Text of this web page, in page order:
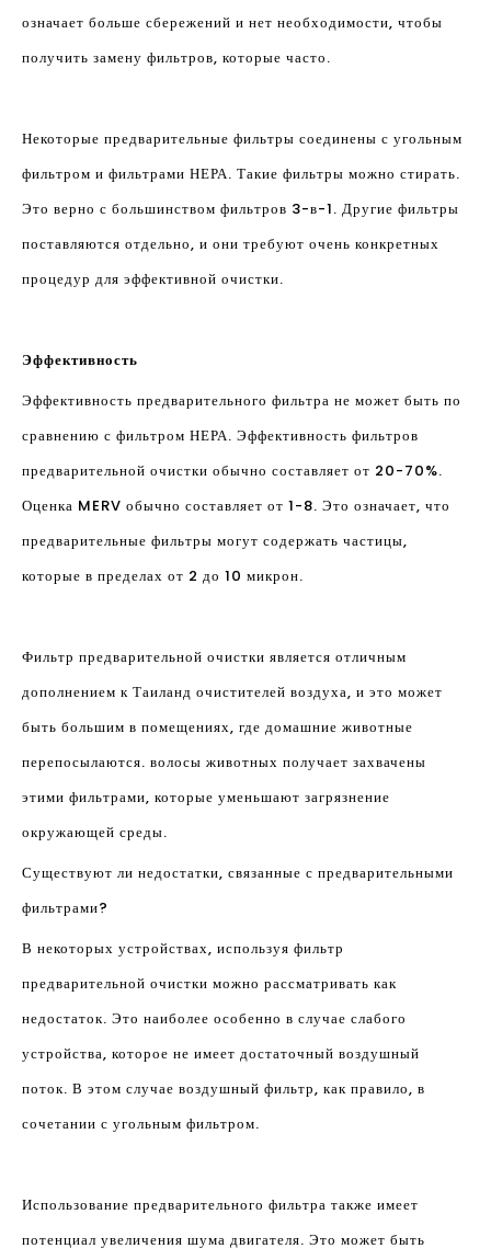
означает больше сбережений и нет необходимости, чтобы
получить замену фильтров, которые часто.
Некоторые предварительные фильтры соединены с угольным
фильтром и фильтрами НЕРА. Такие фильтры можно стирать.
Это верно с большинством фильтров 3-в-1. Другие фильтры
поставляются отдельно, и они требуют очень конкретных
процедур для эффективной очистки.
Эффективность
Эффективность предварительного фильтра не может быть по
сравнению с фильтром НЕРА. Эффективность фильтров
предварительной очистки обычно составляет от 20-70%.
Оценка MERV обычно составляет от 1-8. Это означает, что
предварительные фильтры могут содержать частицы,
которые в пределах от 2 до 10 микрон.
Фильтр предварительной очистки является отличным
дополнением к Таиланд очистителей воздуха, и это может
быть большим в помещениях, где домашние животные
перепосылаются. волосы животных получает захвачены
этими фильтрами, которые уменьшают загрязнение
окружающей среды.
Существуют ли недостатки, связанные с предварительными
фильтрами?
В некоторых устройствах, используя фильтр
предварительной очистки можно рассматривать как
недостаток. Это наиболее особенно в случае слабого
устройства, которое не имеет достаточный воздушный
поток. В этом случае воздушный фильтр, как правило, в
сочетании с угольным фильтром.
Использование предварительного фильтра также имеет
потенциал увеличения шума двигателя. Это может быть